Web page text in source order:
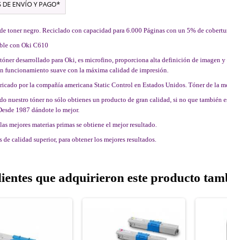
DE ENVÍO Y PAGO*
toner negro. Reciclado con capacidad para 6.000 Páginas con un 5% de
con Oki C610
desarrollado para Oki, es microfino, proporciona alta definición de imagen y
funcionamiento suave con la máxima calidad de impresión.
por la compañía americana Static Control en Estados Unidos. Tóner de la
nuestro tóner no sólo obtienes un producto de gran calidad, si no que también
1987 dándote lo mejor.
mejores materias primas se obtiene el mejor resultado.
de calidad superior, para obtener los mejores resultados.
que adquirieron este producto